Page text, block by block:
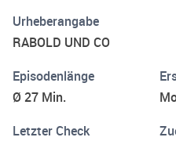
Unterhaltung beim Zuhören!
Urheberangabe
RABOLD UND CO
Episodenlänge
Ø 27 Min.
Letzter Check